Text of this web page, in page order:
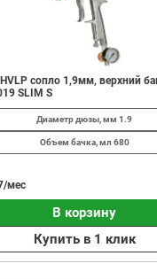
сопло 1,9мм, верхний
SLIM S
Диаметр дюзы, мм 1.9
Объем бачка, мл 680
мес
В корзину
Купить в 1 клик